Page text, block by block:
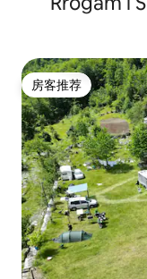
房客推荐
房客推荐